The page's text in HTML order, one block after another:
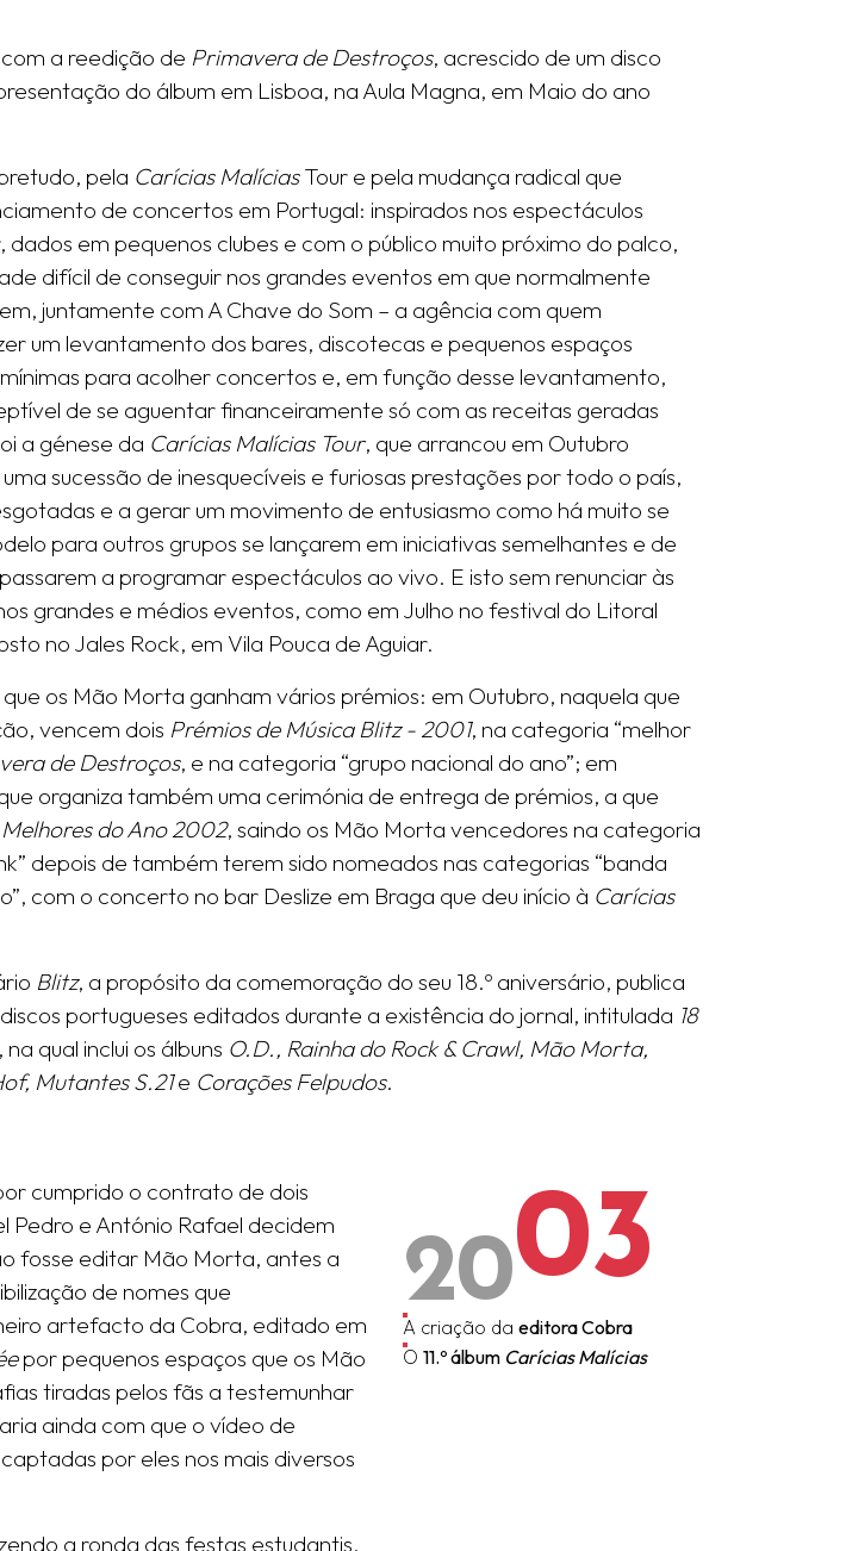
a reedição de Primavera de Destroços, acrescido de um disco
do álbum em Lisboa, na Aula Magna, em Maio do ano
pela Carícias MalíciasTour e pela mudança radical que
de concertos em Portugal: inspirados nos espectáculos
em pequenos clubes e com o público muito próximo do palco,
difícil de conseguir nos grandes eventos em que normalmente
juntamente com A Chave do Som – a agência com quem
um levantamento dos bares, discotecas e pequenos espaços
para acolher concertos e, em função desse levantamento,
de se aguentar financeiramente só com as receitas geradas
a génese da Carícias Malícias Tour, que arrancou em Outubro
sucessão de inesquecíveis e furiosas prestações por todo o país,
e a gerar um movimento de entusiasmo como há muito se
para outros grupos se lançarem em iniciativas semelhantes e de
a programar espectáculos ao vivo. E isto sem renunciar às
grandes e médios eventos, como em Julho no festival do Litoral
no Jales Rock, em Vila Pouca de Aguiar.
os Mão Morta ganham vários prémios: em Outubro, naquela que
vencem dois Prémios de Música Blitz - 2001, na categoria “melhor
de Destroços, e na categoria “grupo nacional do ano”; em
organiza também uma cerimónia de entrega de prémios, a que
do Ano 2002, saindo os Mão Morta vencedores na categoria
depois de também terem sido nomeados nas categorias “banda
com o concerto no bar Deslize em Braga que deu início à Carícias
Blitz, a propósito da comemoração do seu 18.º aniversário, publica
portugueses editados durante a existência do jornal, intitulada 18
na qual inclui os álbuns O.D., Rainha do Rock & Crawl, Mão Morta,
Mutantes S.21e Corações Felpudos.
2003
A criação da editora Cobra
O 11.º álbum Carícias Malícias
cumprido o contrato de dois
Pedro e António Rafael decidem
fosse editar Mão Morta, antes a
de nomes que
artefacto da Cobra, editado em
por pequenos espaços que os Mão
tiradas pelos fãs a testemunhar
ainda com que o vídeo de
por eles nos mais diversos
a ronda das festas estudantis,